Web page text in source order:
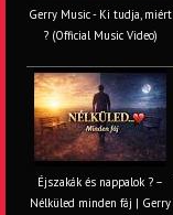
Gerry Music - Ki tudja, miért
? (Official Music Video)
Éjszakák és nappalok ? –
Nélküled minden fáj | Gerry